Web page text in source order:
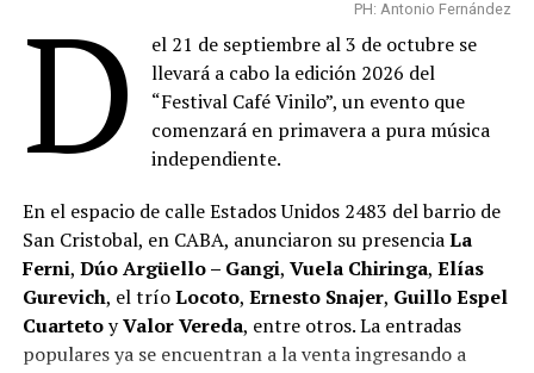
PH: Antonio Fernández
D
el 21 de septiembre al 3 de octubre se
llevará a cabo la edición 2026 del
“Festival Café Vinilo”, un evento que
comenzará en primavera a pura música
independiente.
En el espacio de calle Estados Unidos 2483 del barrio de
San Cristobal, en CABA, anunciaron su presenciaLa
Ferni, Dúo Argüello – Gangi, Vuela Chiringa, Elías
Gurevich, el tríoLocoto, Ernesto Snajer, Guillo Espel
CuartetoyValor Vereda, entre otros. La entradas
populares ya se encuentran a la venta ingresando a